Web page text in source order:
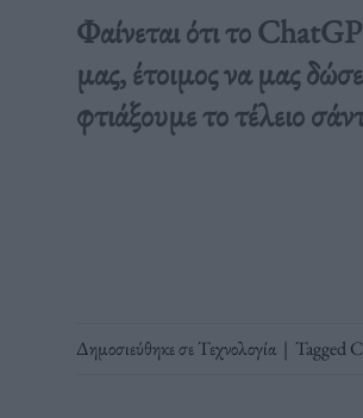
Φαίνεται ότι το
μας, έτοιμος να μας
φτιάξουμε το τέλειο
Δημοσιεύθηκε σεΤεχνολογία | Tagged